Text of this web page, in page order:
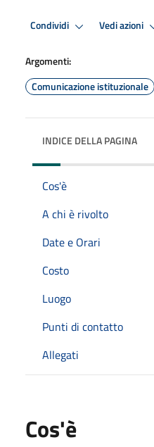
Condividi Vedi azioni
Argomenti:
Comunicazione istituzionale
INDICE DELLA PAGINA
Cos'è
A chi è rivolto
Date e Orari
Costo
Luogo
Punti di contatto
Allegati
Cos'è